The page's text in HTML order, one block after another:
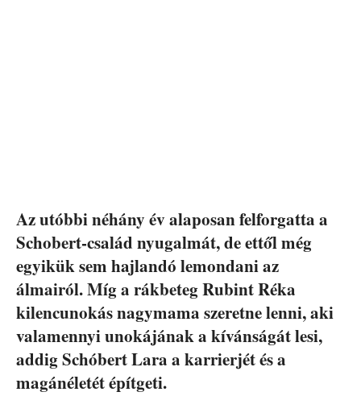
Az utóbbi néhány év alaposan felforgatta a
Schobert-család nyugalmát, de ettől még
egyikük sem hajlandó lemondani az
álmairól. Míg a rákbeteg Rubint Réka
kilencunokás nagymama szeretne lenni, aki
valamennyi unokájának a kívánságát lesi,
addig Schóbert Lara a karrierjét és a
magánéletét építgeti.